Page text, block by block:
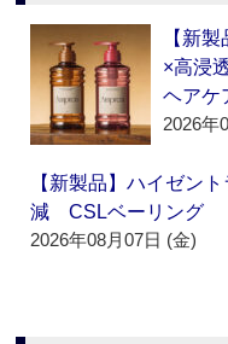
【新
×高浸
ヘアケ
2026年
【新製品】ハイゼン
減 CSLベーリング
2026年08月07日 (金)